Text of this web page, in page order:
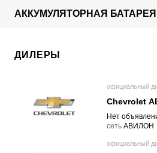
АККУМУЛЯТОРНАЯ БАТАРЕЯ
ДИЛЕРЫ
официальный
Chevrolet
Нет
cеть АВИЛОН
официальный